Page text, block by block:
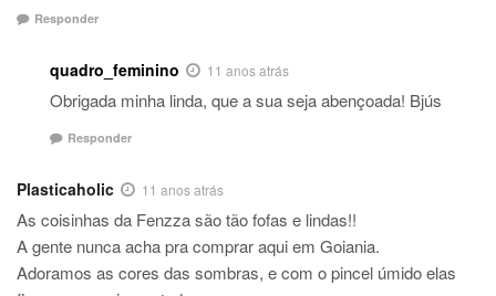
Responder
quadro_feminino 11 anos atrás
Obrigada minha linda, que a sua seja abençoada! Bjús
Responder
Plasticaholic 11 anos atrás
As coisinhas da Fenzza são tão fofas e lindas!!
A gente nunca acha pra comprar aqui em Goiania.
Adoramos as cores das sombras, e com o pincel úmido elas